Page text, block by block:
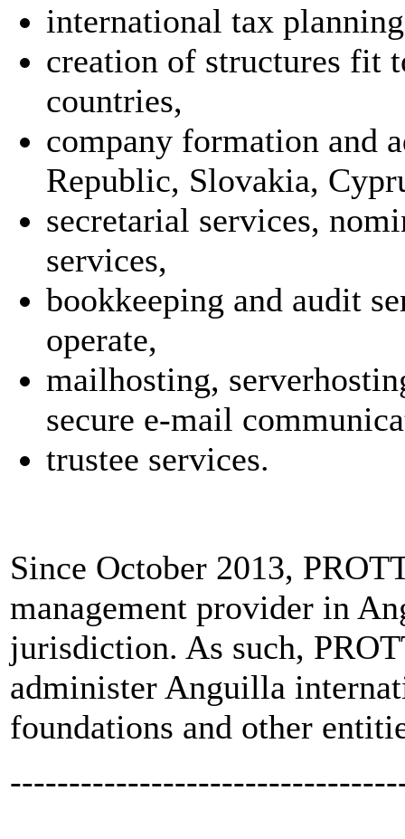
international tax
creation of structures fit
countries,
company formation and
Republic, Slovakia,
secretarial services,
services,
bookkeeping and audit
operate,
mailhosting,
secure e-mail
trustee services.
Since October 2013,
management provider in
jurisdiction. As such,
administer Anguilla
foundations and other